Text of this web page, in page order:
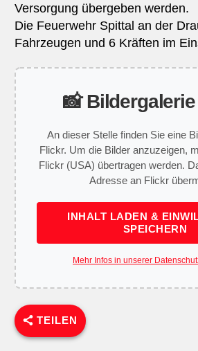
Versorgung übergeben werden.
Die Feuerwehr Spittal an der
Fahrzeugen und 6 Kräften im
📸
An dieser Stelle finden Sie eine
Flickr. Um die Bilder anzuzeigen,
Flickr (USA) übertragen werden.
Adresse an Flickr
INHALT LADEN &
SPEICHERN
Mehr Infos in unserer
TEILEN